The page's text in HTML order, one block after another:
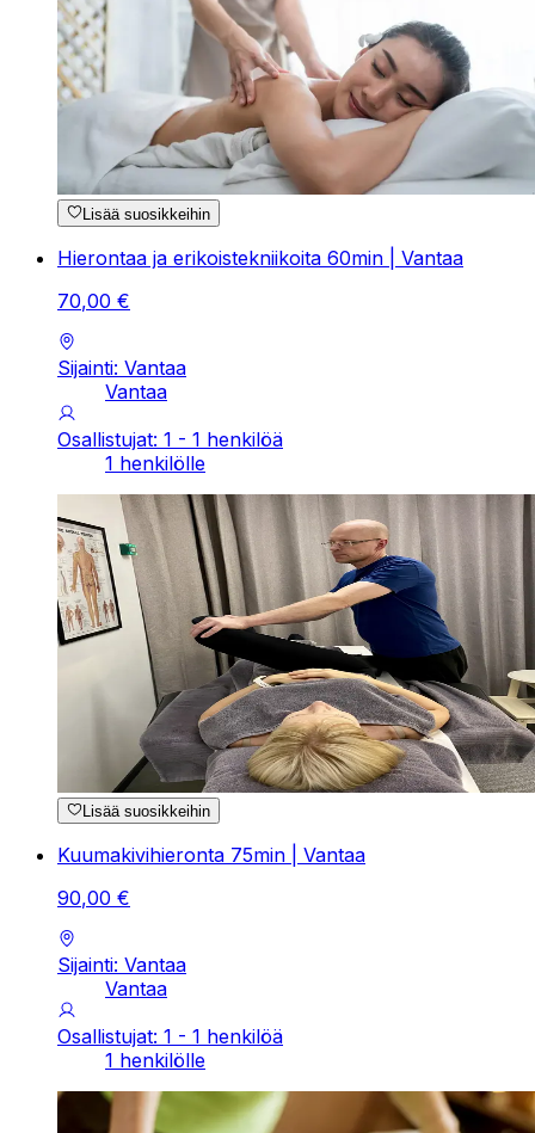
Lisää suosikkeihin
Hierontaa ja erikoistekniikoita 60min | Vantaa
70,00 €
Sijainti: Vantaa
Vantaa
Osallistujat: 1 - 1 henkilöä
1 henkilölle
Lisää suosikkeihin
Kuumakivihieronta 75min | Vantaa
90,00 €
Sijainti: Vantaa
Vantaa
Osallistujat: 1 - 1 henkilöä
1 henkilölle